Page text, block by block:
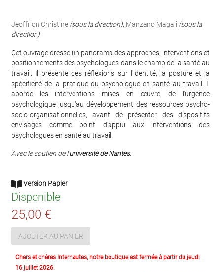
Jeoffrion Christine (sous la direction), Manzano Magali (sous la
direction)
Cet ouvrage dresse un panorama des approches, interventions et
positionnements des psychologues dans le champ de la santé au
travail. Il présente des réflexions sur l'identité, la posture et la
spécificité de la pratique du psychologue en santé au travail. Il
aborde les interventions mises en œuvre, de l'urgence
psychologique jusqu'au développement des ressources psycho-
socio-organisationnelles, avant de présenter des dispositifs
envisagés comme point d'appui aux interventions des
psychologues en santé au travail.
Avec le soutien de l'université de Nantes.
Version Papier
Disponible
25,00 €
AJOUTER AU PANIER
Chers et chères Internautes, notre boutique est fermée à partir du jeudi
16 juillet 2026.